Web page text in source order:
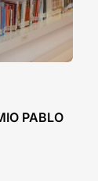
PABLO